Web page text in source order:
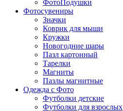
ФотоПодушки
Фотоcувениры
Значки
Коврик для мыши
Кружки
Новогодние шары
Пазл картонный
Тарелки
Магниты
Пазлы магнитные
Одежда с Фото
Футболки детские
Футболки для взрослых